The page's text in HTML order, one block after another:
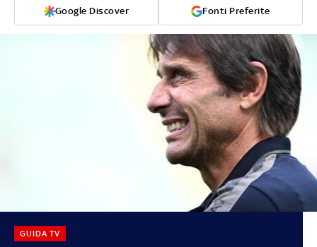
Google Discover Fonti Preferite
GUIDA TV